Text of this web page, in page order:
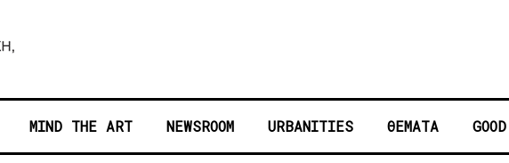
MIND THE ART NEWSROOM URBANITIES ΘΕΜΑΤΑ